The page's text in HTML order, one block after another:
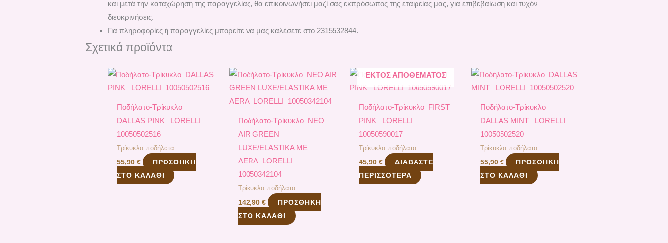
και μετά την καταχώρηση της παραγγελίας, θα επικοινωνήσει μαζί σας εκπρόσωπος της εταιρείας μας, για επιβεβαίωση και τυχόν
διευκρινήσεις.
Για πληροφορίες ή παραγγελίες μπορείτε να μας καλέσετε στο 2315532844.
Σχετικά προϊόντα
Ποδήλατο-Τρίκυκλο
DALLAS PINK LORELLI
10050502516
Τρίκυκλα ποδήλατα
55,90€
ΠΡΟΣΘΉΚΗ
ΣΤΟ ΚΑΛΆΘΙ
Ποδήλατο-Τρίκυκλο NEO
AIR GREEN
LUXE/ELASTIKA ME
AERA LORELLI
10050342104
Τρίκυκλα ποδήλατα
142,90 €
ΠΡΟΣΘΉΚΗ
ΣΤΟ ΚΑΛΆΘΙ
ΕΚΤΌΣ ΑΠΟΘΈΜΑΤΟΣ
Ποδήλατο-Τρίκυκλο FIRST
PINK LORELLI
10050590017
Τρίκυκλα ποδήλατα
45,90€
ΔΙΑΒΆΣΤΕ
ΠΕΡΙΣΣΌΤΕΡΑ
Ποδήλατο-Τρίκυκλο
DALLAS MINT LORELLI
10050502520
Τρίκυκλα ποδήλατα
55,90€
ΠΡΟΣΘΉΚΗ
ΣΤΟ ΚΑΛΆΘΙ